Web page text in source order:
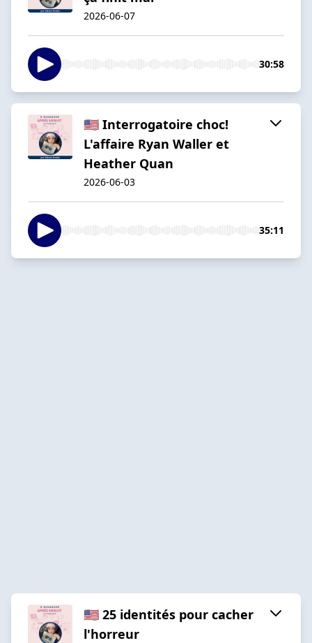
2026-06-07
30:58
🇺🇸 Interrogatoire choc!
L'affaire Ryan Waller et
Heather Quan
2026-06-03
35:11
🇺🇸 25 identités pour cacher
l'horreur